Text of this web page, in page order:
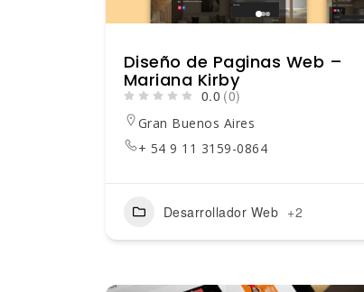
Diseño de Paginas Web –
Mariana Kirby
0.0 (0)
Gran Buenos Aires
+ 54 9 11 3159-0864
Desarrollador Web +2